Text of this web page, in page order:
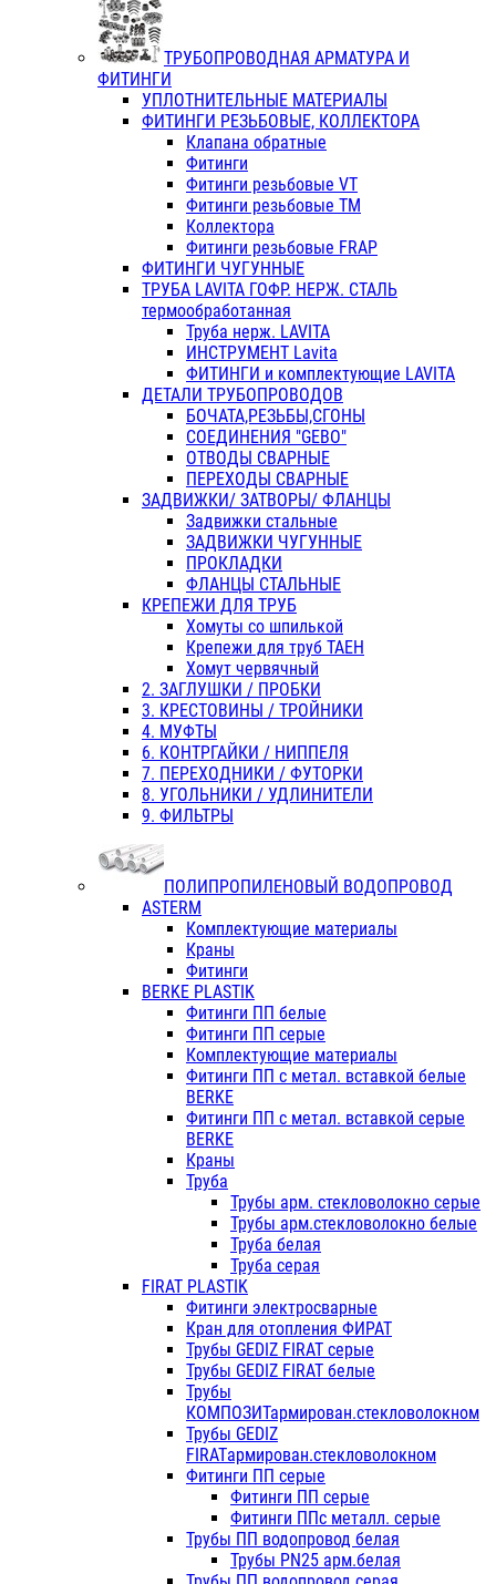
ТРУБОПРОВОДНАЯ АРМАТУРА И
ФИТИНГИ
УПЛОТНИТЕЛЬНЫЕ МАТЕРИАЛЫ
ФИТИНГИ РЕЗЬБОВЫЕ, КОЛЛЕКТОРА
Клапана обратные
Фитинги
Фитинги резьбовые VT
Фитинги резьбовые ТМ
Коллектора
Фитинги резьбовые FRAP
ФИТИНГИ ЧУГУННЫЕ
ТРУБА LAVITA ГОФР. НЕРЖ. СТАЛЬ
термообработанная
Труба нерж. LAVITA
ИНСТРУМЕНТ Lavita
ФИТИНГИ и комплектующие LAVITA
ДЕТАЛИ ТРУБОПРОВОДОВ
БОЧАТА,РЕЗЬБЫ,СГОНЫ
СОЕДИНЕНИЯ "GEBO"
ОТВОДЫ СВАРНЫЕ
ПЕРЕХОДЫ СВАРНЫЕ
ЗАДВИЖКИ/ ЗАТВОРЫ/ ФЛАНЦЫ
Задвижки стальные
ЗАДВИЖКИ ЧУГУННЫЕ
ПРОКЛАДКИ
ФЛАНЦЫ СТАЛЬНЫЕ
КРЕПЕЖИ ДЛЯ ТРУБ
Хомуты со шпилькой
Крепежи для труб ТАЕН
Хомут червячный
2. ЗАГЛУШКИ / ПРОБКИ
3. КРЕСТОВИНЫ / ТРОЙНИКИ
4. МУФТЫ
6. КОНТРГАЙКИ / НИППЕЛЯ
7. ПЕРЕХОДНИКИ / ФУТОРКИ
8. УГОЛЬНИКИ / УДЛИНИТЕЛИ
9. ФИЛЬТРЫ
ПОЛИПРОПИЛЕНОВЫЙ ВОДОПРОВОД
ASTERM
Комплектующие материалы
Краны
Фитинги
BERKE PLASTIK
Фитинги ПП белые
Фитинги ПП серые
Комплектующие материалы
Фитинги ПП с метал. вставкой белые
BERKE
Фитинги ПП с метал. вставкой серые
BERKE
Краны
Труба
Трубы арм. стекловолокно серые
Трубы арм.стекловолокно белые
Труба белая
Труба серая
FIRAT PLASTIK
Фитинги электросварные
Кран для отопления ФИРАТ
Трубы GEDIZ FIRAT серые
Трубы GEDIZ FIRAT белые
Трубы
КОМПОЗИТармирован.стекловолокном
Трубы GEDIZ
FIRATармирован.стекловолокном
Фитинги ПП серые
Фитинги ПП серые
Фитинги ППс металл. серые
Трубы ПП водопровод белая
Трубы PN25 арм.белая